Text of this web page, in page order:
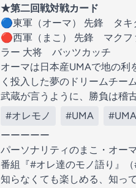
★第二回戦対戦カード
🔵東軍（オーマ） 先鋒 タ
🔴西軍（まこ） 先鋒 マク
ラー 大将 バッツカッチ
オーマは日本産UMAで地の利
く投入した夢のドリームチー
武蔵が言うように、勝負は稽
#オレモノ
#UMA
ーーーーー
パーソナリティのまこ・オー
番組『#オレ達のモノ語り』（
知らなくても楽しめる、知っ